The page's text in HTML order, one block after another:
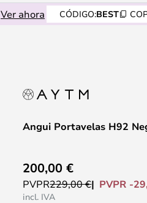
Ver ahora CÓDIGO:BEST
Angui Portavelas H92
200,00 €
PVPR229,00 € PVPR -
incl. IVA